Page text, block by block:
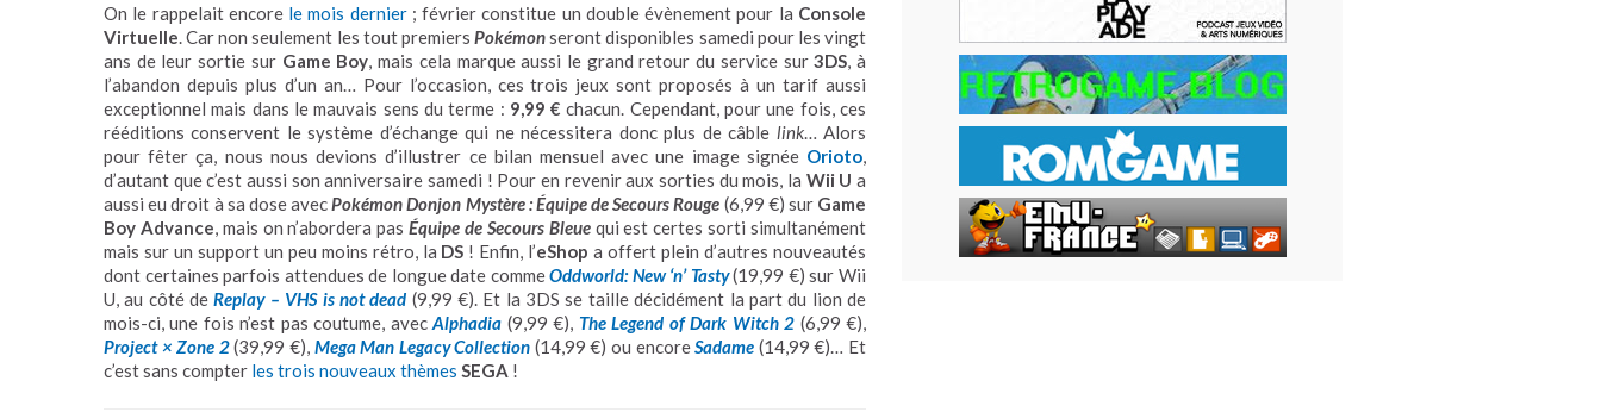
On le rappelait encore le mois dernier; février constitue un double évènement pour la Console
Virtuelle . Car non seulement les tout premiers Pokémonseront disponibles samedi pour les vingt
ans de leur sortie sur Game Boy , mais cela marque aussi le grand retour du service sur3DS , à
l’abandon depuis plus d’un an… Pour l’occasion, ces trois jeux sont proposés à un tarif aussi
exceptionnel mais dans le mauvais sens du terme : 9,99 € chacun. Cependant, pour une fois, ces
rééditions conservent le système d’échange qui ne nécessitera donc plus de câble link… Alors
pour fêter ça, nous nous devions d’illustrer ce bilan mensuel avec une image signée Orioto
d’autant que c’est aussi son anniversaire samedi ! Pour en revenir aux sorties du mois, la Wii U a
aussi eu droit à sa dose avec Pokémon Donjon Mystère : Équipe de Secours Rouge (6,99 €) sur Game
Boy Advance , mais on n’abordera pasÉquipe de Secours Bleuequi est certes sorti simultanément
mais sur un support un peu moins rétro, la DS ! Enfin, l’eShop a offert plein d’autres nouveautés
dont certaines parfois attendues de longue date commeOddworld: New ‘n’ Tasty(19,99 €) sur Wii
U, au côté deReplay – VHS is not dead (9,99 €). Et la 3DS se taille décidément la part du lion de
mois-ci, une fois n’est pas coutume, avecAlphadia (9,99 €), The Legend of Dark Witch 2 (6,99 €),
Project × Zone 2(39,99 €), Mega Man Legacy Collection (14,99 €) ou encoreSadame (14,99 €)… Et
c’est sans compter les trois nouveaux thèmes SEGA !